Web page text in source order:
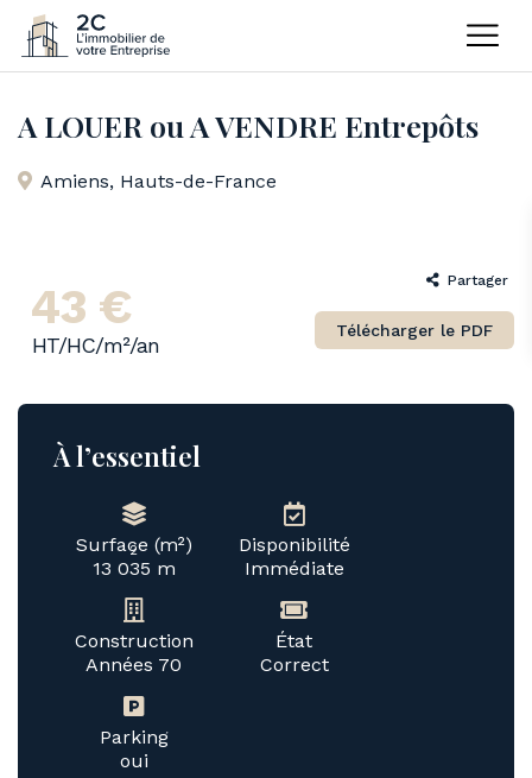
Home Entrepôts
A LOUER ou A VENDRE Entrepôts
Amiens, Hauts-de-France
Partager
Télécharger le PDF
43 €
HT/HC/m²/an
À l’essentiel
13 035 m
2
Surface (m²)
Immédiate
Disponibilité
Années 70
Construction
Correct
État
oui
Parking